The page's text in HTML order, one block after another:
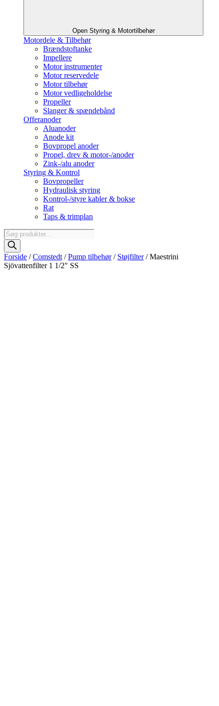
Open Styring & Motortilbehør
Motordele & Tilbehør
Brændstoftanke
Impellere
Motor instrumenter
Motor reservedele
Motor tilbehør
Motor vedligeholdelse
Propeller
Slanger & spændebånd
Offeranoder
Aluanoder
Anode kit
Bovpropel anoder
Propel, drev & motor-/anoder
Zink-/alu anoder
Styring & Kontrol
Bovpropeller
Hydraulisk styring
Kontrol-/styre kabler & bokse
Rat
Taps & trimplan
Products
search
Forside /Comstedt /Pump tilbehør/ Støjfilter/ Maestrini
Sjövattenfilter 1 1/2″ SS